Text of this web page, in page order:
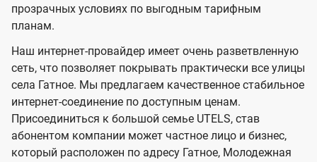
е
н
и
я
е
и
я
прозрачных условиях по выгодным тарифным
планам.
Наш интернет-провайдер имеет очень разветвленную
сеть, что позволяет покрывать практически все улицы
села Гатное. Мы предлагаем качественное стабильное
интернет-соединение по доступным ценам.
Присоединиться к большой семье UTELS, став
абонентом компании может частное лицо и бизнес,
который расположен по адресу Гатное, Молодежная